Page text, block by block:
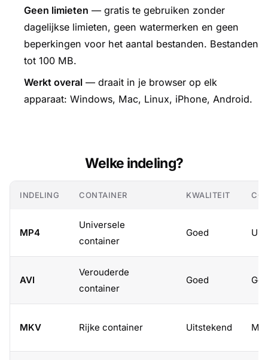
Geen limieten — gratis te gebruiken zonder
dagelijkse limieten, geen watermerken en geen
beperkingen voor het aantal bestanden. Bestanden
tot 100 MB.
Werkt overal — draait in je browser op elk
apparaat: Windows, Mac, Linux, iPhone, Android.
Welke indeling?
INDELING CONTAINER KWALITEIT
MP4
Universele
container
Goed
AVI
Verouderde
container
Goed
MKV Rijke container Uitstekend